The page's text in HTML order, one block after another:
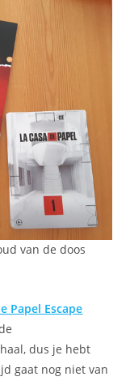
van de doos
Papel Escape
dus je hebt
gaat nog niet van